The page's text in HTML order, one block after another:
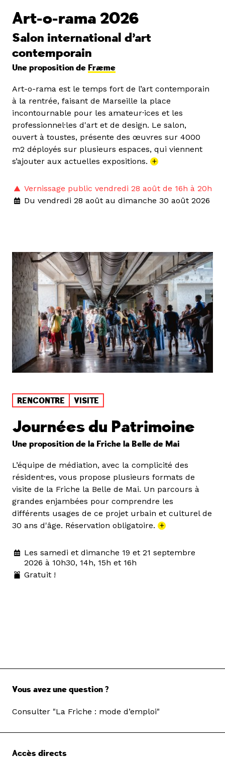
Art-o-rama 2026
Salon international d’art
contemporain
Une proposition de Fræme
Art-o-rama est le temps fort de l’art contemporain
à la rentrée, faisant de Marseille la place
incontournable pour les amateur·ices et les
professionnel·les d'art et de design. Le salon,
ouvert à toustes, présente des œuvres sur 4000
m2 déployés sur plusieurs espaces, qui viennent
s’ajouter aux actuelles expositions. +
Vernissage public vendredi 28 août de 16h à 20h
Du vendredi 28 août au dimanche 30 août 2026
RENCONTRE VISITE
Journées du Patrimoine
Une proposition de la Friche la Belle de Mai
L’équipe de médiation, avec la complicité des
résident·es, vous propose plusieurs formats de
visite de la Friche la Belle de Mai. Un parcours à
grandes enjambées pour comprendre les
différents usages de ce projet urbain et culturel de
30 ans d'âge. Réservation obligatoire. +
Les samedi et dimanche 19 et 21 septembre
2026 à 10h30, 14h, 15h et 16h
Gratuit !
Vous avez une question ?
Consulter "La Friche : mode d’emploi"
Accès directs